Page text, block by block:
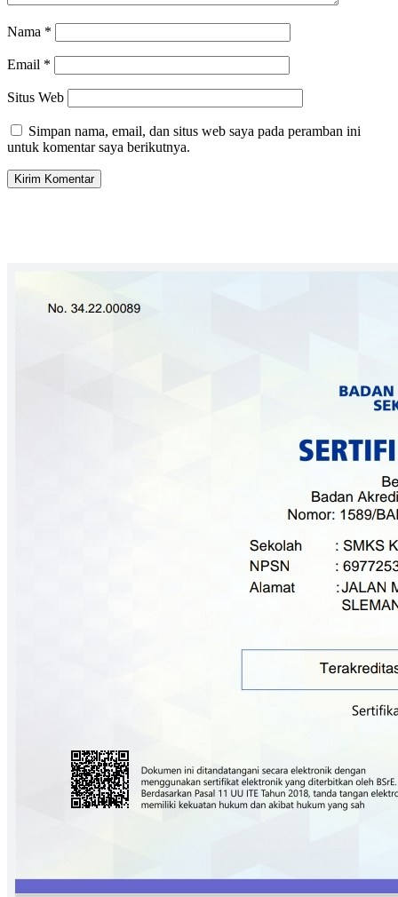
Nama *
Email *
Situs Web
Simpan nama, email, dan situs web saya pada peramban ini
untuk komentar saya berikutnya.